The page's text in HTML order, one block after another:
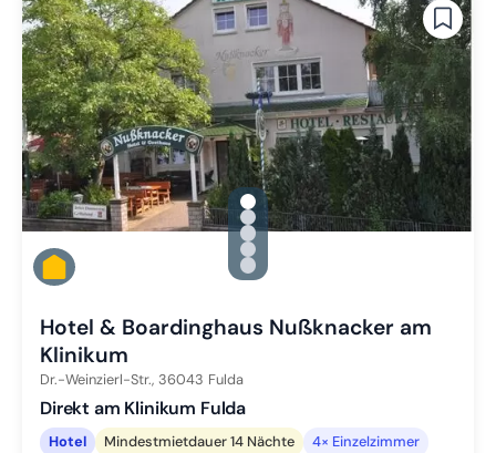
gallery.slide_selector
Zu Slide 1 wechseln
Zu Slide 2 wechseln
Zu Slide 3 wechseln
Zu Slide 4 wechseln
Zu Slide 5 wechseln
Hotel & Boardinghaus Nußknacker am
Klinikum
Dr.-Weinzierl-Str., 36043 Fulda
Direkt am Klinikum Fulda
Hotel Mindestmietdauer 14 Nächte 4× Einzelzimmer